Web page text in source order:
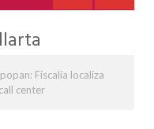
Fiscalía localiza
center